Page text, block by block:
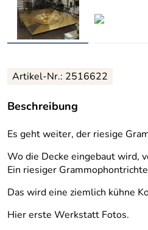
Artikel-Nr.: 2516622
Beschreibung
Es geht weiter, der riesige
Wo die Decke eingebaut wird,
Ein riesiger
Das wird eine ziemlich kühne
Hier erste Werkstatt Fotos.